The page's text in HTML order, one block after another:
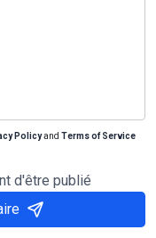
Policyand Terms of Service
d'être publié